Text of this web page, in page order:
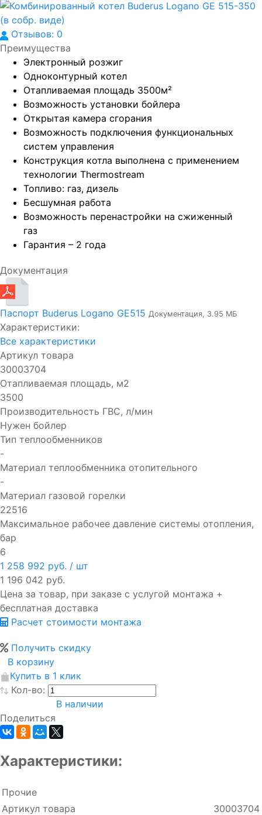
Отзывов: 0
Преимущества
Электронный розжиг
Одноконтурный котел
Отапливаемая площадь 3500м²
Возможность установки бойлера
Открытая камера сгорания
Возможность подключения функциональных
систем управления
Конструкция котла выполнена с применением
технологии Thermostream
Топливо: газ, дизель
Бесшумная работа
Возможность перенастройки на сжиженный
газ
Гарантия – 2 года
Документация
Паспорт Buderus Logano GE515 Документация, 3.95 МБ
Характеристики:
Все характеристики
Артикул товара
30003704
Отапливаемая площадь, м2
3500
Производительность ГВC, л/мин
Нужен бойлер
Тип теплообменников
-
Материал теплообменника отопительного
-
Материал газовой горелки
22516
Максимальное рабочее давление системы отопления,
бар
6
1 258 992 руб. / шт
1 196 042 руб.
Цена за товар, при заказе с услугой монтажа +
бесплатная доставка
Расчет стоимости монтажа
Получить скидку
В корзину
Купить в 1 клик
Кол-во:
В наличии
Поделиться
Характеристики:
Прочие
Артикул товара
30003704